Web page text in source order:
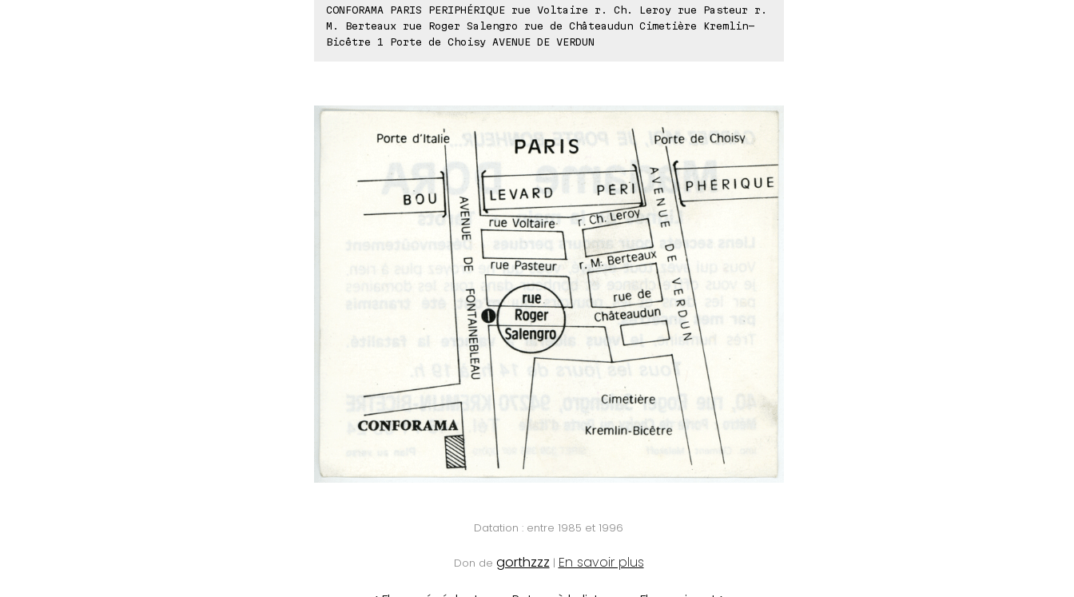
CONFORAMA PARIS PERIPHÉRIQUE rue Voltaire r. Ch. Leroy rue Pasteur r.
M. Berteaux rue Roger Salengro rue de Châteaudun Cimetière Kremlin-
Bicêtre 1 Porte de Choisy AVENUE DE VERDUN
Datation : entre 1985 et 1996
Don de gorthzzz | En savoir plus